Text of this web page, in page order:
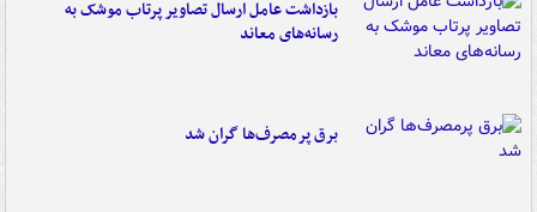
بازداشت عامل ارسال تصاویر پرتاب موشک به
رسانه‌های معاند
برق پرمصرف‌ها گران شد